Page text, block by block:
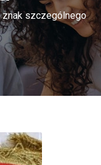
znak szczególnego